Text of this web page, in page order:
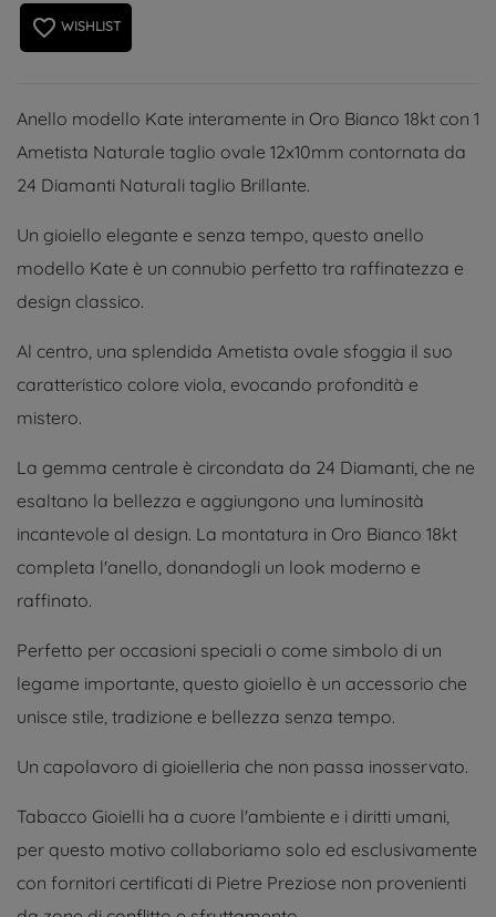
favorite_border WISHLIST
Anello modello Kate interamente in Oro Bianco 18kt con 1
Ametista Naturale taglio ovale 12x10mm contornata da
24 Diamanti Naturali taglio Brillante.
Un gioiello elegante e senza tempo, questo anello
modello Kate è un connubio perfetto tra raffinatezza e
design classico.
Al centro, una splendida Ametista ovale sfoggia il suo
caratteristico colore viola, evocando profondità e
mistero.
La gemma centrale è circondata da 24 Diamanti, che ne
esaltano la bellezza e aggiungono una luminosità
incantevole al design. La montatura in Oro Bianco 18kt
completa l'anello, donandogli un look moderno e
raffinato.
Perfetto per occasioni speciali o come simbolo di un
legame importante, questo gioiello è un accessorio che
unisce stile, tradizione e bellezza senza tempo.
Un capolavoro di gioielleria che non passa inosservato.
Tabacco Gioielli ha a cuore l'ambiente e i diritti umani,
per questo motivo collaboriamo solo ed esclusivamente
con fornitori certificati di Pietre Preziose non provenienti